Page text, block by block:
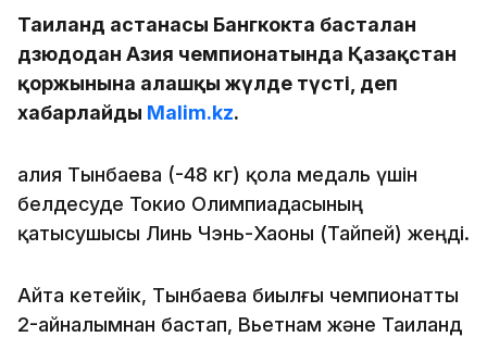
Таиланд астанасы Бангкокта басталған
дзюдодан Азия чемпионатында Қазақстан
қоржынына алғашқы жүлде түсті, деп
хабарлайды Malim.kz.
Ғалия Тынбаева (-48 кг) қола медаль үшін
белдесуде Токио Олимпиадасының
қатысушысы Линь Чэнь-Хаоны (Тайпей) жеңді.
Айта кетейік, Тынбаева биылғы чемпионатты
2-айналымнан бастап, Вьетнам және Таиланд